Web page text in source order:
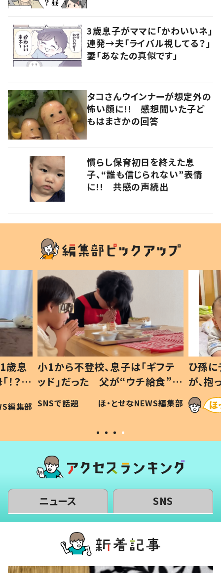
3歳息子がママに「かわいいネ」
連発→夫「ライバル視してる？」
妻「あなたの真似です」
タコさんウインナーが想定外の
怖い顔に!! 感想聞いた子ど
もはまさかの回答
慣らし保育初日を終えた息
子、“誰も信じられない”表情
に!! 共感の声続出
歳息
？」
編集部
小1から不登校、息子は「ギフテ
ッド」だった 父が“ウチ給食”を
作り続ける理由とは #令和の親
#令和の子
SNSで話題 ほ・とせなNEWS編集部
ひ孫
が、
「涙が
い」
ニュース SNS